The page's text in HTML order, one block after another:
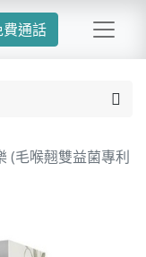
通話
(毛喉翹雙益菌專利